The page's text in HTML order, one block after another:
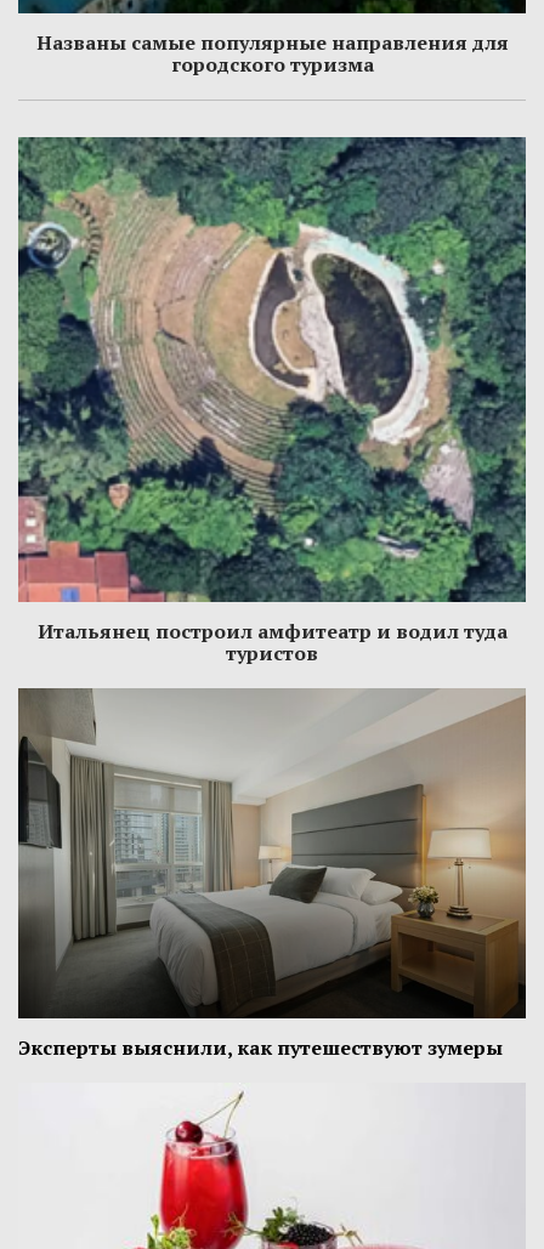
Названы самые популярные направления для
городского туризма
Итальянец построил амфитеатр и водил туда
туристов
Эксперты выяснили, как путешествуют зумеры